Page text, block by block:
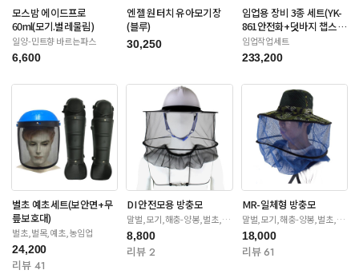
모스밤 에이드프로
60ml(모기.벌레물림)
일양-민트향 바르는파스
6,600
엔젤 원터치 유아모기장
(블루)
30,250
임업용 장비 3종 세트(YK-
861안전화+덧바지 챕스
+안전장갑)
임업작업세트
233,200
벌초 예초세트(보안면+무
릎보호대)
벌초,벌목,예초,농임업
24,200
리뷰 41
DI 안전모용 방충모
말벌,모기,해충-양봉,벌초,제
초
8,800
리뷰 2
MR-일체형 방충모
말벌,모기,해충-양봉,벌초,제
초
18,000
리뷰 61